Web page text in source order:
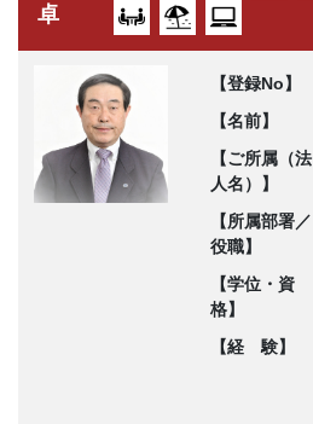
卓
【登録No】
【名前】
【ご所属（法
人名）】
【所属部署／
役職】
【学位・資
格】
【経 験】